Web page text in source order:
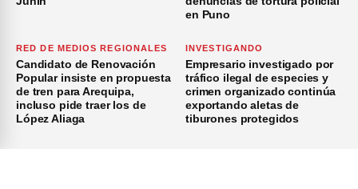
en Puno
RED DE MEDIOS REGIONALES
Candidato de Renovación
Popular insiste en propuesta
de tren para Arequipa,
incluso pide traer los de
López Aliaga
INVESTIGANDO
Empresario investigado por
tráfico ilegal de especies y
crimen organizado continúa
exportando aletas de
tiburones protegidos